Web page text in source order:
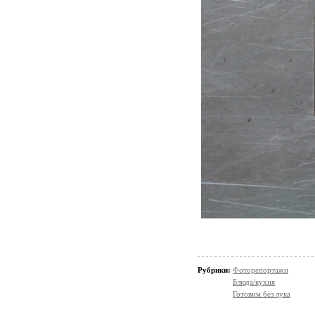
Рубрики: Фоторепортажи
Блюда/кухня
Готовим без лука